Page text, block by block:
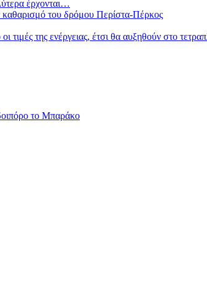
έρχονται…
του δρόμου Περίστα-Πέρκος
της ενέργειας, έτσι θα αυξηθούν στο
το Μπαράκο